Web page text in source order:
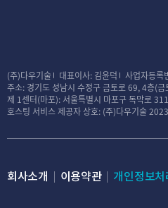
(주)다우기술 대표이사: 김윤덕 사업자등
주소: 경기도 성남시 수정구 금토로 69, 4층(금
제 1센터(마포): 서울특별시 마포구 독막로
호스팅 서비스 제공자 상호: (주)다우기술
회사소개 이용약관 개인정보처